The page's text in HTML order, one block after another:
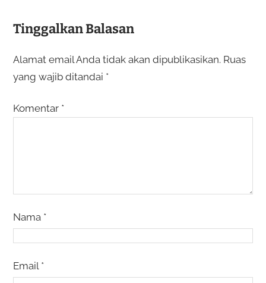
Tinggalkan Balasan
Alamat email Anda tidak akan dipublikasikan. Ruas
yang wajib ditandai *
Komentar *
Nama *
Email *